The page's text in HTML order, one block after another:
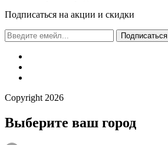
Подписаться на акции и скидки
Подписаться
Сopyright 2026
Выберите ваш город